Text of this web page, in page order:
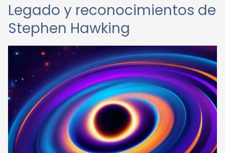
Legado y reconocimientos de
Stephen Hawking